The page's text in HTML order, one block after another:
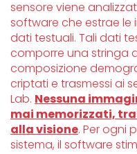
sensore viene
software che estrae
dati testuali. Tali dati
comporre una stringa
composizione
criptati e trasmessi ai
Lab. Nessuna
mai memorizzati,
alla visione. Per ogni
sistema, il software